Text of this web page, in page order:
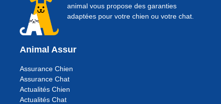
animal vous propose des garanties
adaptées pour votre chien ou votre chat.
Animal Assur
Assurance Chien
Assurance Chat
Actualités Chien
Actualités Chat